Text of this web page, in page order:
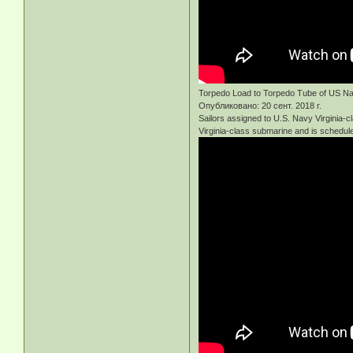
Torpedo Load to Torpedo Tube of US
Опубликовано: 20 сент. 2018 г.
Sailors assigned to U.S. Navy Virginia-
Virginia-class submarine and is